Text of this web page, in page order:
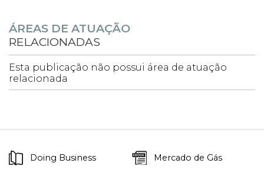
ÁREAS DE ATUAÇÃO
RELACIONADAS
Esta publicação não possui área de atuação
relacionada
Doing Business Mercado de Gás